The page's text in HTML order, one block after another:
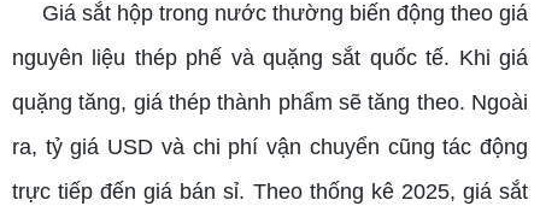
Giá sắt hộp trong nước thường biến động theo giá
nguyên liệu thép phế và quặng sắt quốc tế. Khi giá
quặng tăng, giá thép thành phẩm sẽ tăng theo. Ngoài
ra, tỷ giá USD và chi phí vận chuyển cũng tác động
trực tiếp đến giá bán sỉ. Theo thống kê 2025, giá sắt